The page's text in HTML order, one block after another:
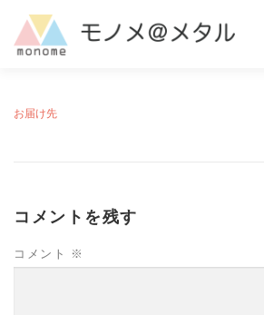
お届け先
コメントを残す
コメント ※